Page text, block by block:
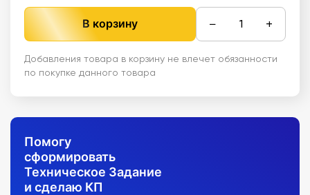
В корзину − +
Добавления товара в корзину не влечет обязанности
по покупке данного товара
Помогу
сформировать
Техническое Задание
и сделаю КП